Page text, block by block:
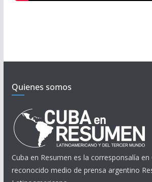
Quienes somos
Cuba en Resumen es la corresponsalía en
reconocido medio de prensa argentino